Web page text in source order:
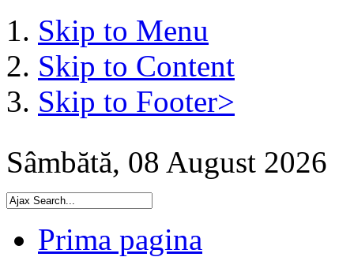
Skip to Menu
Skip to Content
Skip to Footer>
Sâmbătă, 08 August 2026
Prima pagina